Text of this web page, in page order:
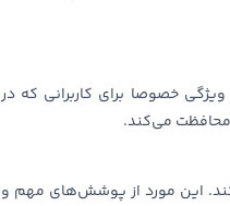
خصوصا برای کاربرانی که در
محافظت می‌کند.
کند. این مورد از پوشش‌های مهم و